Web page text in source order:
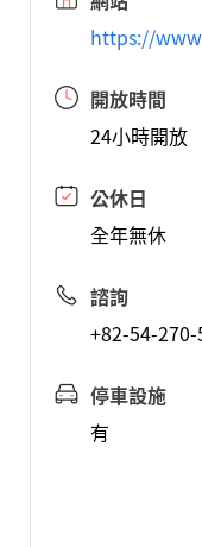
https://
開放時間
24小時開放
公休日
全年無休
諮詢
+82-54-
停車設施
有